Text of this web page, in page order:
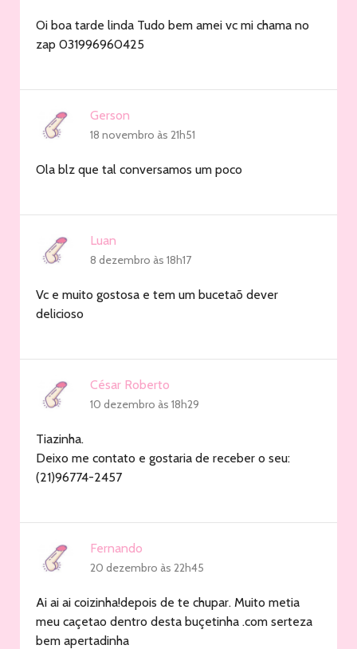
Oi boa tarde linda Tudo bem amei vc mi chama no
zap 031996960425
Gerson
18 novembro às 21h51
Ola blz que tal conversamos um poco
Luan
8 dezembro às 18h17
Vc e muito gostosa e tem um bucetaõ dever
delicioso
César Roberto
10 dezembro às 18h29
Tiazinha.
Deixo me contato e gostaria de receber o seu:
(21)96774-2457
Fernando
20 dezembro às 22h45
Ai ai ai coizinha!depois de te chupar. Muito metia
meu caçetao dentro desta buçetinha .com serteza
bem apertadinha